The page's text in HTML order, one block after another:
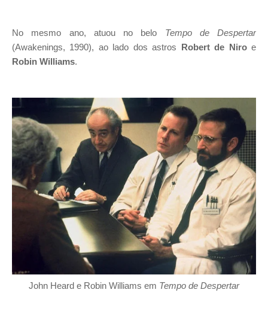
No mesmo ano, atuou no belo Tempo de Despertar
(Awakenings, 1990), ao lado dos astros Robert de Niroe
Robin Williams.
John Heard e Robin Williams em Tempo de Despertar